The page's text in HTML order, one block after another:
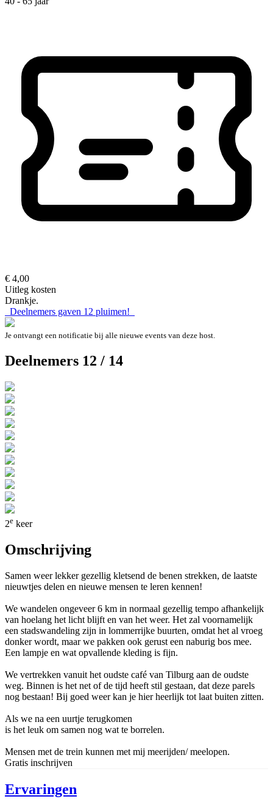
€ 4,00
Uitleg kosten
Drankje.
Deelnemers gaven 12 pluimen!
Je ontvangt een notificatie bij alle nieuwe events van deze host.
Deelnemers 12 / 14
2e keer
Omschrijving
Samen weer lekker gezellig kletsend de benen strekken, de laatste
nieuwtjes delen en nieuwe mensen te leren kennen!
We wandelen ongeveer 6 km in normaal gezellig tempo afhankelijk
van hoelang het licht blijft en van het weer. Het zal voornamelijk
een stadswandeling zijn in lommerrijke buurten, omdat het al vroeg
donker wordt, maar we pakken ook gerust een naburig bos mee.
Een lampje en wat opvallende kleding is fijn.
We vertrekken vanuit het oudste café van Tilburg aan de oudste
weg. Binnen is het net of de tijd heeft stil gestaan, dat deze parels
nog bestaan! Bij goed weer kan je hier heerlijk tot laat buiten zitten.
Als we na een uurtje terugkomen
is het leuk om samen nog wat te borrelen.
Mensen met de trein kunnen met mij meerijden/ meelopen.
Gratis inschrijven
Ervaringen